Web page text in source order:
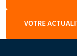
VOTRE